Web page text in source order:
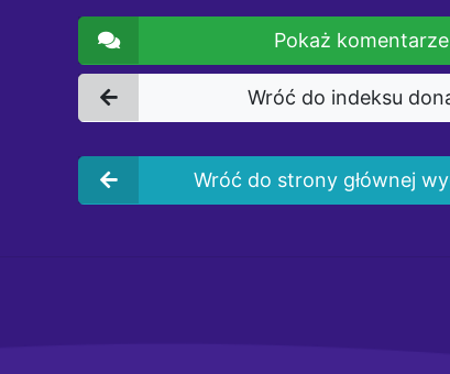
Pokaż komentarze
Wróć do indeksu
Wróć do strony głównej